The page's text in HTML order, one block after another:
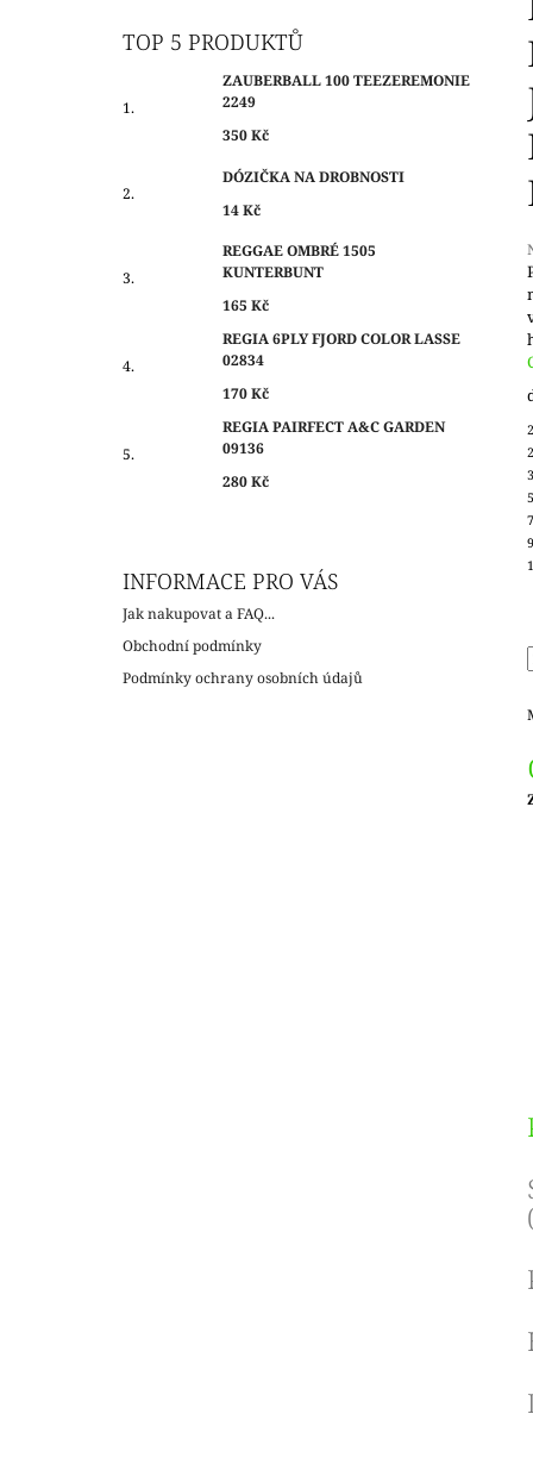
TOP 5 PRODUKTŮ
ZAUBERBALL 100 TEEZEREMONIE
2249
350 Kč
DÓZIČKA NA DROBNOSTI
14 Kč
REGGAE OMBRÉ 1505
KUNTERBUNT
165 Kč
REGIA 6PLY FJORD COLOR LASSE
02834
170 Kč
REGIA PAIRFECT A&C GARDEN
09136
280 Kč
INFORMACE PRO VÁS
Jak nakupovat a FAQ...
Obchodní podmínky
Podmínky ochrany osobních údajů
z